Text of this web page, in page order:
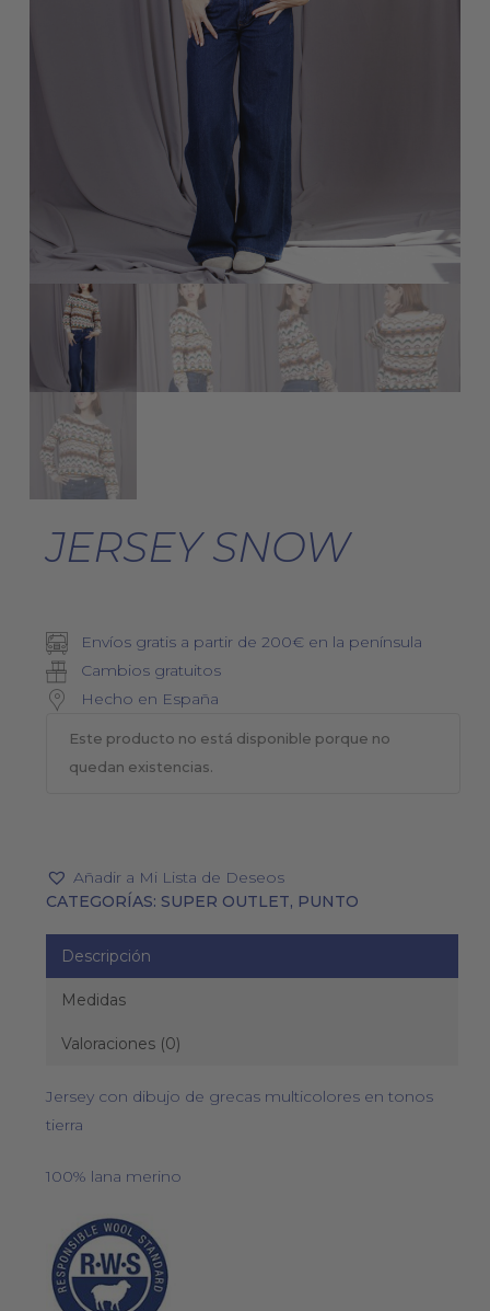
JERSEY SNOW
Envíos gratis a partir de 200€ en la península
Cambios gratuitos
Hecho en España
Este producto no está disponible porque no
quedan existencias.
Añadir a Mi Lista de Deseos
CATEGORÍAS: SUPER OUTLET, PUNTO
Descripción
Medidas
Valoraciones (0)
Jersey con dibujo de grecas multicolores en tonos
tierra
100% lana merino